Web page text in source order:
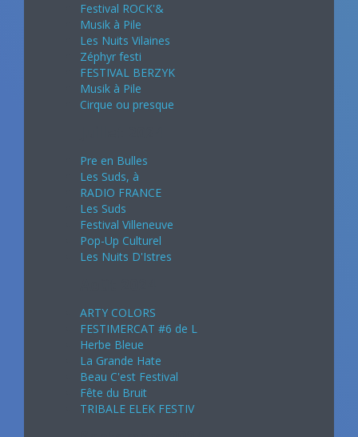
Festival ROCK'&
Musik à Pile
Les Nuits Vilaines
Zéphyr festi
FESTIVAL BERZYK
Musik à Pile
Cirque ou presque
Pre en Bulles
Les Suds, à
RADIO FRANCE
Les Suds
Festival Villeneuve
Pop-Up Culturel
Les Nuits D'Istres
ARTY COLORS
FESTIMERCAT #6 de L
Herbe Bleue
La Grande Hate
Beau C'est Festival
Fête du Bruit
TRIBALE ELEK FESTIV